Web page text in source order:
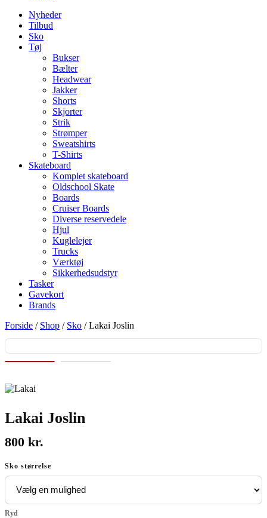
Nyheder
Tilbud
Sko
Tøj
Bukser
Bælter
Headwear
Jakker
Shorts
Skjorter
Strik
Strømper
Sweatshirts
T-Shirts
Skateboard
Komplet skateboard
Oldschool Skate
Boards
Cruiser Boards
Diverse reservedele
Hjul
Kuglelejer
Trucks
Værktøj
Sikkerhedsudstyr
Tasker
Gavekort
Brands
Forside / Shop / Sko / Lakai Joslin
Lakai Joslin
800 kr.
Sko størrelse
Ryd